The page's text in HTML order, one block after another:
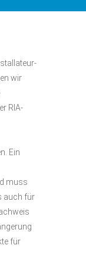
wir
RIA-
Ein
muss
auch für
für